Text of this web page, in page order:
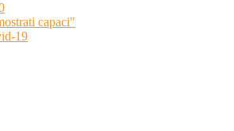
capaci"
19